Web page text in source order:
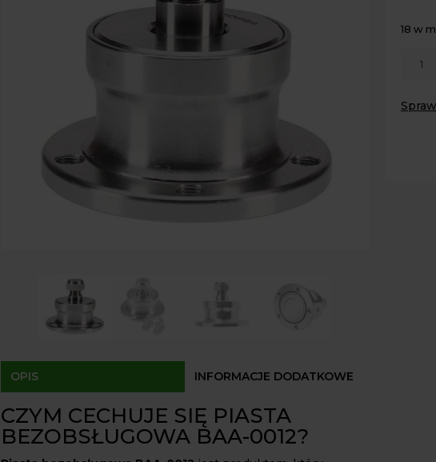
OPIS INFORMACJE DODATKOWE
CZYM CECHUJE SIĘ PIASTA
BEZOBSŁUGOWA BAA-0012?
18 w
BAA-